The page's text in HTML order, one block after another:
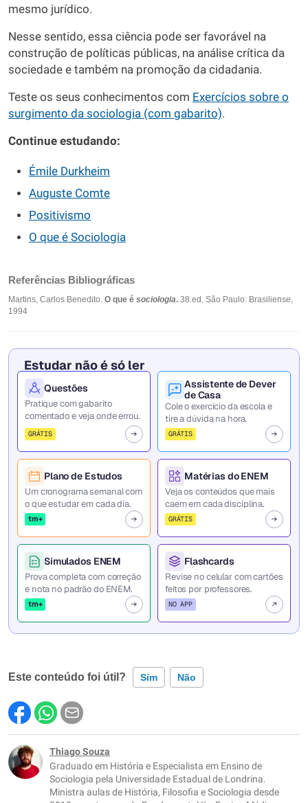
mesmo jurídico.
Nesse sentido, essa ciência pode ser favorável na
construção de políticas públicas, na análise crítica da
sociedade e também na promoção da cidadania.
Teste os seus conhecimentos com Exercícios sobre o
surgimento da sociologia (com gabarito).
Continue estudando:
Émile Durkheim
Auguste Comte
Positivismo
O que é Sociologia
Referências Bibliográficas
Martins, Carlos Benedito. O que é sociologia. 38.ed. São Paulo: Brasiliense,
1994
Estudar não é só ler
Questões
Pratique com gabarito
comentado e veja onde errou.
GRÁTIS
Assistente de Dever
de Casa
Cole o exercício da escola e
tire a dúvida na hora.
GRÁTIS
Plano de Estudos
Um cronograma semanal com
o que estudar em cada dia.
tm+
Matérias do ENEM
Veja os conteúdos que mais
caem em cada disciplina.
GRÁTIS
Simulados ENEM
Prova completa com correção
e nota no padrão do ENEM.
tm+
Flashcards
Revise no celular com cartões
feitos por professores.
NO APP
Este conteúdo foi útil? Sim Não
Este conteúdo contém informação incorreta
Este conteúdo não tem a informação que procuro
Outro
Thiago Souza
Graduado em História e Especialista em Ensino de
Sociologia pela Universidade Estadual de Londrina.
Ministra aulas de História, Filosofia e Sociologia desde